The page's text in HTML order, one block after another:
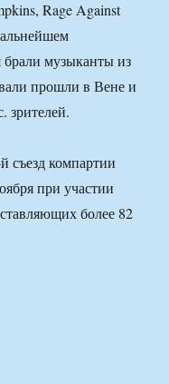
Rage Against
брали музыканты из
прошли в Вене и
зрителей.
съезд компартии
при участии
более 82